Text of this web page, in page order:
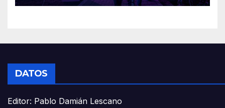
DATOS
Editor: Pablo Damián Lescano